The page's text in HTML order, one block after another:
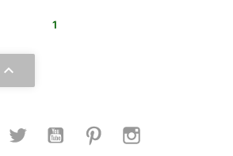
1

FacebookTwitter YouTube Pinterest